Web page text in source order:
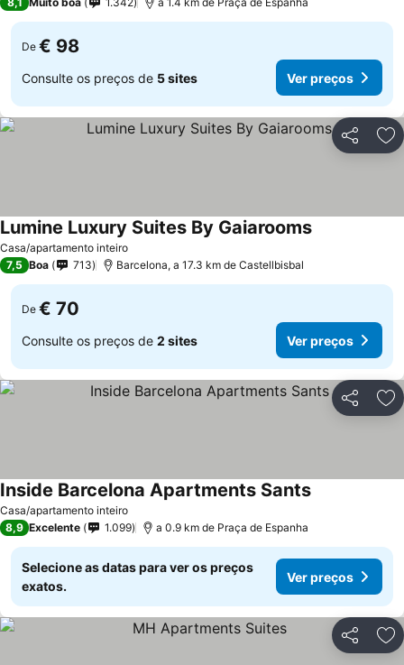
De € 98
Consulte os preços de 5 sites Ver preços
Partilhar
Casa/apartamento inteiro
Lumine Luxury Suites By Gaiarooms
7,5 Boa 713 Barcelona, a 17.3 km de Castellbisbal
De € 70
Consulte os preços de 2 sites Ver preços
Partilhar
Casa/apartamento inteiro
Inside Barcelona Apartments Sants
8,9 Excelente 1.099 a 0.9 km de Praça de Espanha
Selecione as datas para ver os preços
exatos.
Ver preços
Partilhar